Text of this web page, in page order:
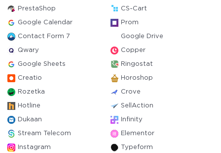
PrestaShop CS-Cart
Google Calendar Prom
Contact Form 7 Google Drive
Qwary Copper
Google Sheets Ringostat
Creatio Horoshop
Rozetka Crove
Hotline SellAction
Dukaan Infinity
Stream Telecom Elementor
Instagram Typeform